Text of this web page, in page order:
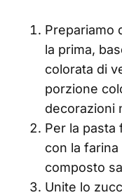
Prepariamo
la prima,
colorata di
porzione
decorazioni
Per la pasta
con la
composto
Unite lo